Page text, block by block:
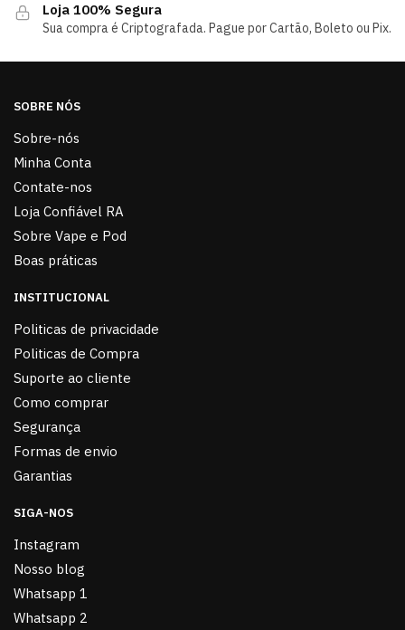
Loja 100% Segura
Sua compra é Criptografada. Pague por Cartão, Boleto ou Pix.
SOBRE NÓS
Sobre-nós
Minha Conta
Contate-nos
Loja Confiável RA
Sobre Vape e Pod
Boas práticas
INSTITUCIONAL
Politicas de privacidade
Politicas de Compra
Suporte ao cliente
Como comprar
Segurança
Formas de envio
Garantias
SIGA-NOS
Instagram
Nosso blog
Whatsapp 1
Whatsapp 2